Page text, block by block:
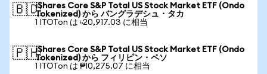
🇧🇩iShares Core S&P Total US Stock Market ETF (Ondo
Tokenized) から バングラデシュ・タカ
1 ITOTon は ৳20,917.03 に相当
🇵🇭iShares Core S&P Total US Stock Market ETF (Ondo
Tokenized) から フィリピン・ペソ
1 ITOTon は ₱10,275.07 に相当